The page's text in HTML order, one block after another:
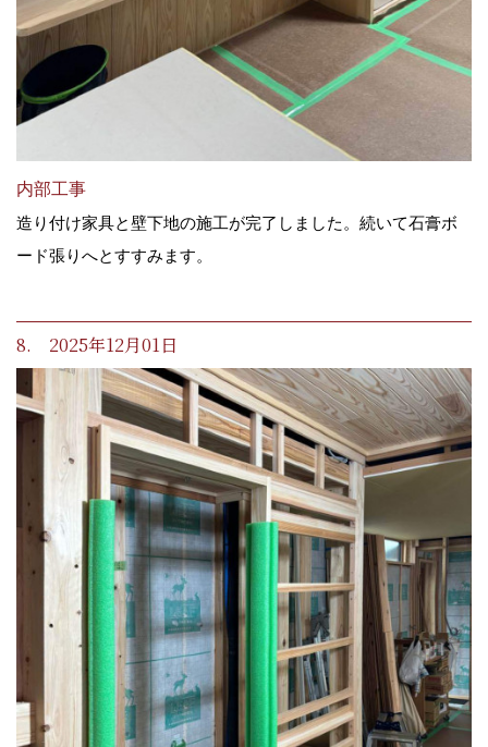
内部工事
造り付け家具と壁下地の施工が完了しました。続いて石膏ボ
ード張りへとすすみます。
8. 2025年12月01日